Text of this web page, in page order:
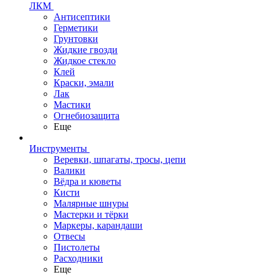
ЛКМ
Антисептики
Герметики
Грунтовки
Жидкие гвозди
Жидкое стекло
Клей
Краски, эмали
Лак
Мастики
Огнебиозащита
Еще
Инструменты
Веревки, шпагаты, тросы, цепи
Валики
Вёдра и кюветы
Кисти
Малярные шнуры
Мастерки и тёрки
Маркеры, карандаши
Отвесы
Пистолеты
Расходники
Еще